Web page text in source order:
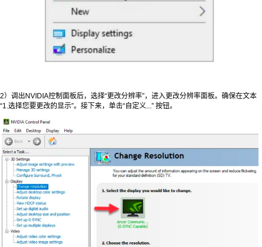
2）调出NVIDIA控制面板后，选择“更改分辨率”，进入更改分辨率面板。确保在文本
“1.选择您要更改的显示”。接下来，单击“自定义...” 按钮。